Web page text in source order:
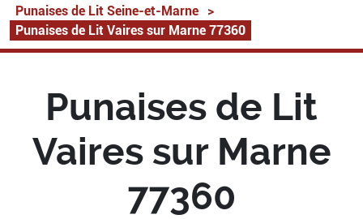
Punaises de Lit Seine-et-Marne
>
Punaises de Lit Vaires sur Marne 77360
Punaises de Lit
Vaires sur Marne
77360